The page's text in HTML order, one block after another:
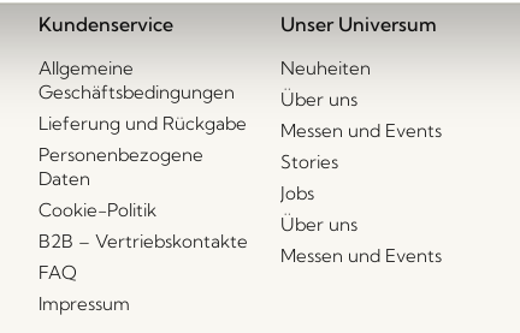
Kundenservice
Allgemeine
Geschäftsbedingungen
Lieferung und Rückgabe
Personenbezogene
Daten
Cookie-Politik
B2B – Vertriebskontakte
FAQ
Impressum
Unser Universum
Neuheiten
Über uns
Messen und Events
Stories
Jobs
Über uns
Messen und Events